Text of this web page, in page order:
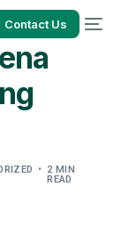
Contact Us
2 MIN
READ